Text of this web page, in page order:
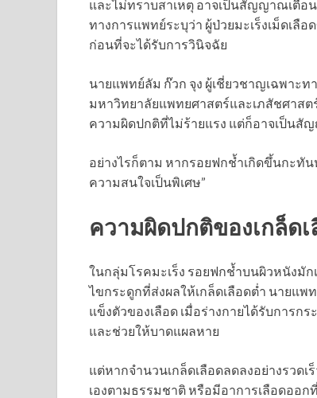
และไม่ทราบสาเหตุ อาจเป็นสัญญาณเตือ
ทางการแพทย์ระบุว่า ผู้ป่วยมะเร็งเม็ดเลื
ก่อนที่จะได้รับการวินิจฉัย
นายแพทย์ลัม ก๊วก จุง ผู้เชี่ยวชาญเฉพาะท
มหาวิทยาลัยแพทยศาสตร์และเภสัชศาสต
ความผิดปกติที่ไม่ร้ายแรง แต่ก็อาจเป็นสั
อย่างไรก็ตาม หากรอยฟกช้ำเกิดขึ้นกะทั
ความสนใจเป็นพิเศษ”
ความผิดปกติของเกล็ดเ
ในกลุ่มโรคมะเร็ง รอยฟกช้ำบนผิวหนังมั
ไขกระดูกที่ส่งผลให้เกล็ดเลือดต่ำ นายแ
แข็งตัวของเลือด เมื่อร่างกายได้รับการก
และช่วยให้บาดแผลหาย
แต่หากจำนวนเกล็ดเลือดลดลงอย่างรวด
เองตามธรรมชาติ หรือมีอาการเลือดออก